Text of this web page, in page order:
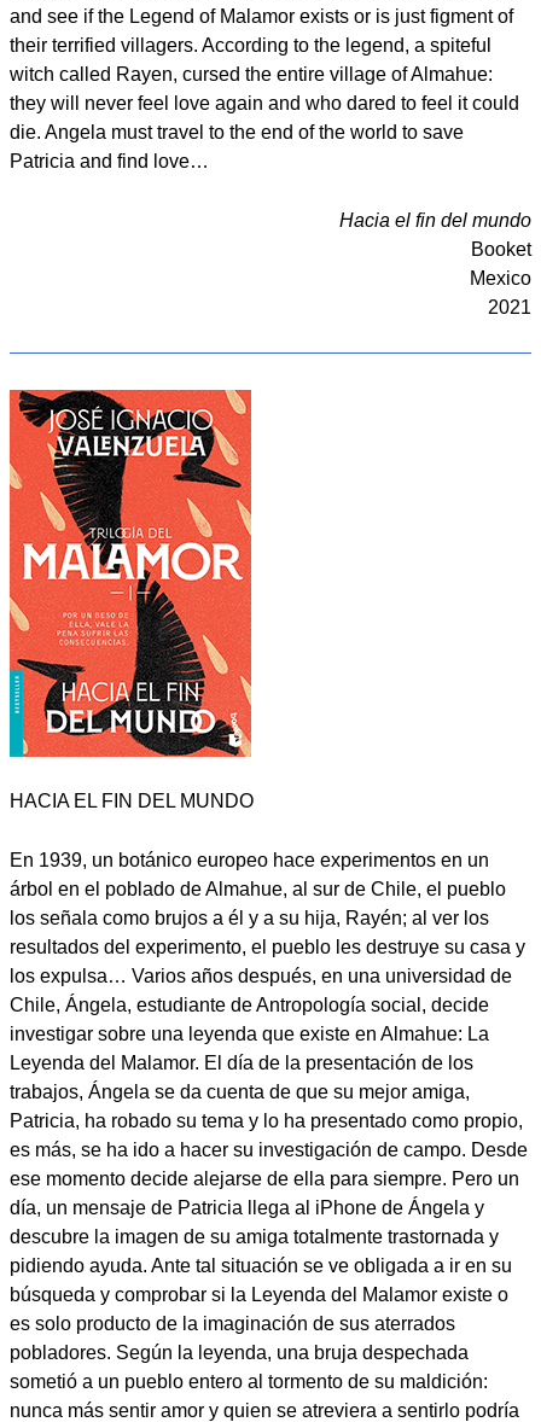
and see if the Legend of Malamor exists or is just figment of
their terrified villagers. According to the legend, a spiteful
witch called Rayen, cursed the entire village of Almahue:
they will never feel love again and who dared to feel it could
die. Angela must travel to the end of the world to save
Patricia and find love…
Hacia el fin del mundo
Booket
Mexico
2021
HACIA EL FIN DEL MUNDO
En 1939, un botánico europeo hace experimentos en un
árbol en el poblado de Almahue, al sur de Chile, el pueblo
los señala como brujos a él y a su hija, Rayén; al ver los
resultados del experimento, el pueblo les destruye su casa y
los expulsa… Varios años después, en una universidad de
Chile, Ángela, estudiante de Antropología social, decide
investigar sobre una leyenda que existe en Almahue: La
Leyenda del Malamor. El día de la presentación de los
trabajos, Ángela se da cuenta de que su mejor amiga,
Patricia, ha robado su tema y lo ha presentado como propio,
es más, se ha ido a hacer su investigación de campo. Desde
ese momento decide alejarse de ella para siempre. Pero un
día, un mensaje de Patricia llega al iPhone de Ángela y
descubre la imagen de su amiga totalmente trastornada y
pidiendo ayuda. Ante tal situación se ve obligada a ir en su
búsqueda y comprobar si la Leyenda del Malamor existe o
es solo producto de la imaginación de sus aterrados
pobladores. Según la leyenda, una bruja despechada
sometió a un pueblo entero al tormento de su maldición:
nunca más sentir amor y quien se atreviera a sentirlo podría